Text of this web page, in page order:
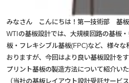
みなさん こんにちは！第一技術部 基板
WTIの基板設計では、大規模回路の基板
板・フレキシブル基板(FPC)など、様々
おりますが、今回はより良い基板設計を
プリント基板の製造方法について紹介いた
（当社の基板レイアウト設計受託サービ